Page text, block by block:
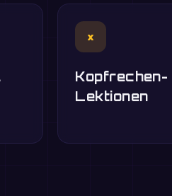
×
Kopfrechen-
Lektionen